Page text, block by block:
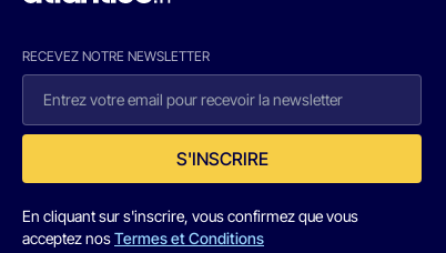
RECEVEZ NOTRE NEWSLETTER
S'INSCRIRE
En cliquant sur s'inscrire, vous confirmez que vous
acceptez nosTermes et Conditions